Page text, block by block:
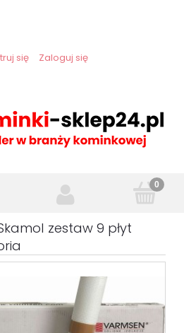
się Zaloguj się
zestaw 9 płyt